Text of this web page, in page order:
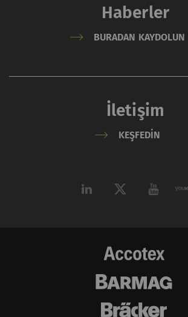
Haberler
BURADAN KAYDOLUN
İletişim
KEŞFEDIN